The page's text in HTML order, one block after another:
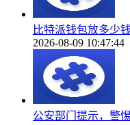
比特派钱包放多少
2026-08-09 10:47:44
公安部门提示，警